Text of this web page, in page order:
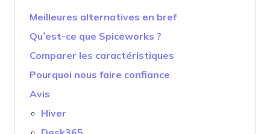
Meilleures alternatives en bref
Qu’est-ce que Spiceworks ?
Comparer les caractéristiques
Pourquoi nous faire confiance
Avis
Hiver